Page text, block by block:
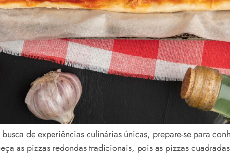
de experiências culinárias únicas, prepare-se para
as pizzas redondas tradicionais, pois as pizzas